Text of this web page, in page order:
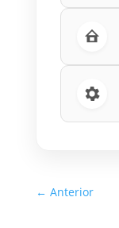
← Anterior